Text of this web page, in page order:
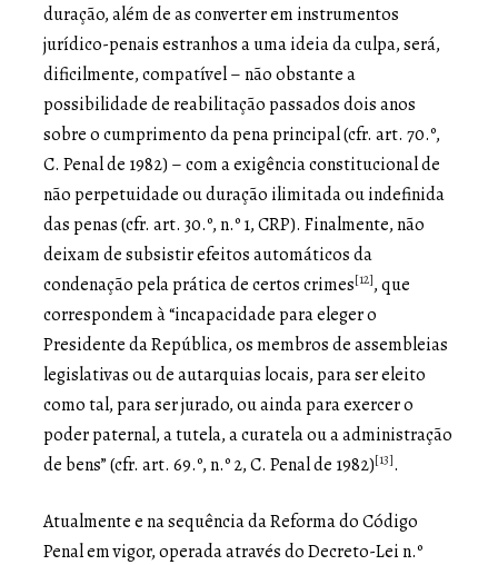
duração, além de as converter em instrumentos
jurídico-penais estranhos a uma ideia da culpa, será,
dificilmente, compatível – não obstante a
possibilidade de reabilitação passados dois anos
sobre o cumprimento da pena principal (cfr. art. 70.º,
C. Penal de 1982) – com a exigência constitucional de
não perpetuidade ou duração ilimitada ou indefinida
das penas (cfr. art. 30.º, n.º 1, CRP). Finalmente, não
deixam de subsistir efeitos automáticos da
condenação pela prática de certos crimes[12], que
correspondem à “incapacidade para eleger o
Presidente da República, os membros de assembleias
legislativas ou de autarquias locais, para ser eleito
como tal, para ser jurado, ou ainda para exercer o
poder paternal, a tutela, a curatela ou a administração
de bens” (cfr. art. 69.º, n.º 2, C. Penal de 1982)[13].
Atualmente e na sequência da Reforma do Código
Penal em vigor, operada através do Decreto-Lei n.º